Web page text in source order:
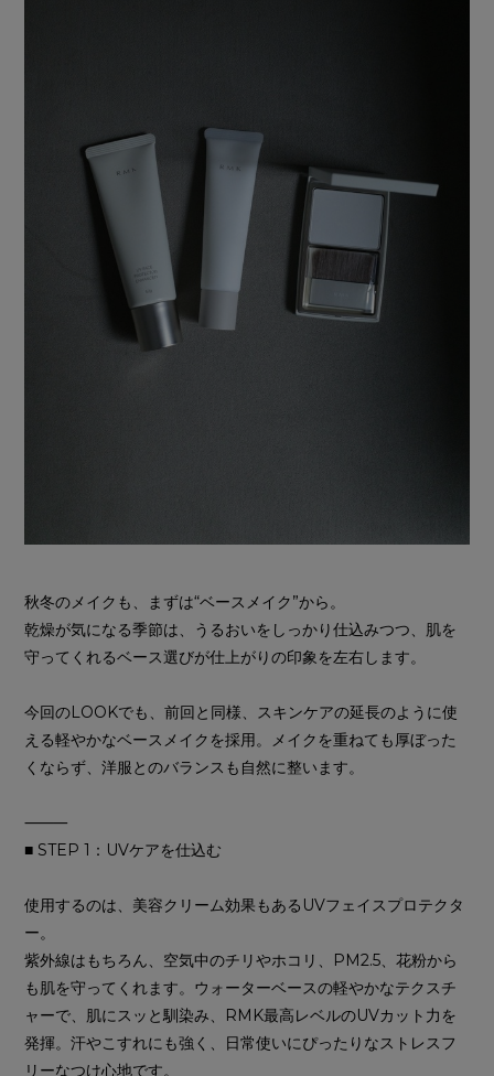
秋冬のメイクも、まずは“ベースメイク”から。
乾燥が気になる季節は、うるおいをしっかり仕込みつつ、肌を
守ってくれるベース選びが仕上がりの印象を左右します。
今回のLOOKでも、前回と同様、スキンケアの延長のように使
える軽やかなベースメイクを採用。メイクを重ねても厚ぼった
くならず、洋服とのバランスも自然に整います。
⸻
■ STEP 1：UVケアを仕込む
使用するのは、美容クリーム効果もあるUVフェイスプロテクタ
ー。
紫外線はもちろん、空気中のチリやホコリ、PM2.5、花粉から
も肌を守ってくれます。ウォーターベースの軽やかなテクスチ
ャーで、肌にスッと馴染み、RMK最高レベルのUVカット力を
発揮。汗やこすれにも強く、日常使いにぴったりなストレスフ
リーなつけ心地です。